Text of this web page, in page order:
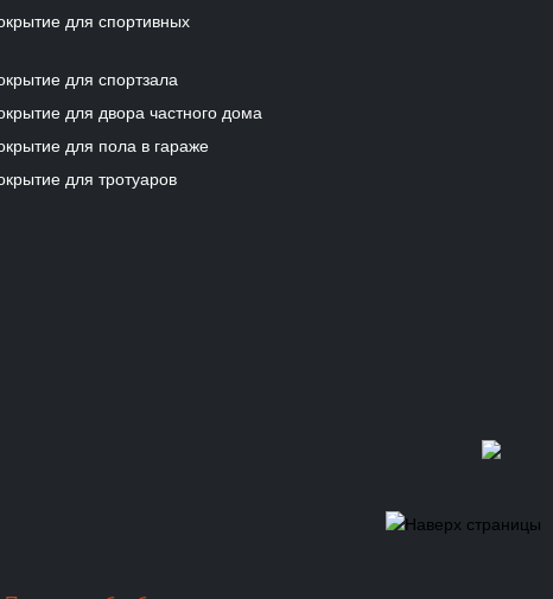
для спортивных
для спортзала
для двора частного дома
для пола в гараже
для тротуаров